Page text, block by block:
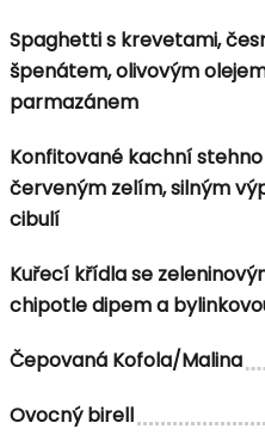
Spaghetti s krevetami,
špenátem, olivovým
parmazánem
Konfitované kachní
červeným zelím, silným
cibulí
Kuřecí křídla se
chipotle dipem a
Čepovaná Kofola/Malina
Ovocný birell